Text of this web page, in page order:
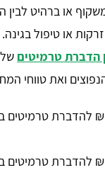
או ברהיט
או טיפול
הדברת טרמיטים
ואת טווחי